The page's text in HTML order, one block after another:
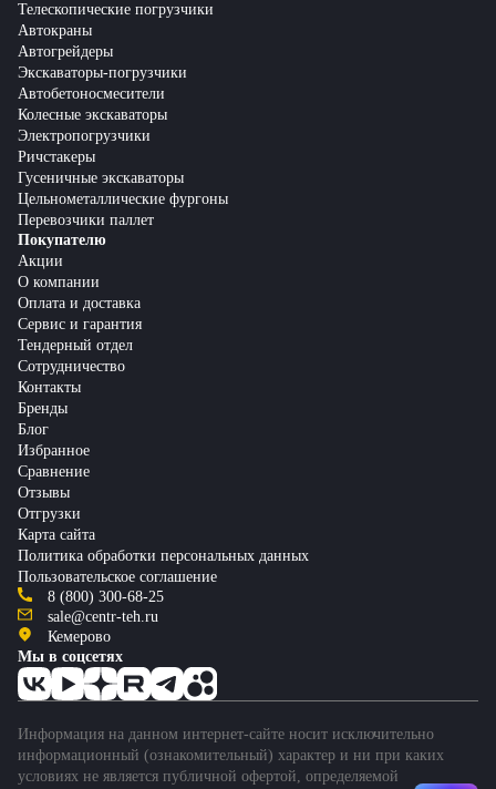
Телескопические погрузчики
Автокраны
Автогрейдеры
Экскаваторы-погрузчики
Автобетоносмесители
Колесные экскаваторы
Электропогрузчики
Ричстакеры
Гусеничные экскаваторы
Цельнометаллические фургоны
Перевозчики паллет
Покупателю
Акции
О компании
Оплата и доставка
Сервис и гарантия
Тендерный отдел
Сотрудничество
Контакты
Бренды
Блог
Избранное
Сравнение
Отзывы
Отгрузки
Карта сайта
Политика обработки персональных данных
Пользовательское соглашение
8 (800) 300-68-25
sale@centr-teh.ru
Кемерово
Мы в соцсетях
Информация на данном интернет-сайте носит исключительно
информационный (ознакомительный) характер и ни при каких
условиях не является публичной офертой, определяемой